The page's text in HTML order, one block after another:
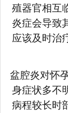
殖器官相互
炎症会导致
应该及时治
盆腔炎对怀
身症状多不
病程较长时